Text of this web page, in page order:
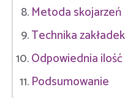
Metoda skojarzeń
Technika zakładek
Odpowiednia
Podsumowanie